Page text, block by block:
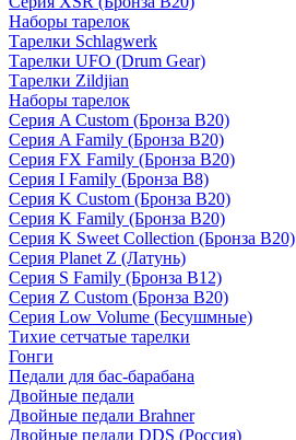
Наборы тарелок
Тарелки Schlagwerk
Тарелки UFO (Drum Gear)
Тарелки Zildjian
Наборы тарелок
Серия A Custom (Бронза B20)
Серия A Family (Бронза B20)
Серия FX Family (Бронза B20)
Серия I Family (Бронза B8)
Серия K Custom (Бронза B20)
Серия K Family (Бронза B20)
Серия K Sweet Collection (Бронза B20)
Серия Planet Z (Латунь)
Серия S Family (Бронза B12)
Серия Z Custom (Бронза B20)
Серия Low Volume (Бесушмные)
Тихие сетчатые тарелки
Гонги
Педали для бас-барабана
Двойные педали
Двойные педали Brahner
Двойные педали DDS (Россия)